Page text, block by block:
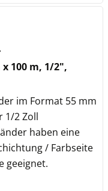
100 m, 1/2",
im Format 55 mm
1/2 Zoll
haben eine
/ Farbseite
geeignet.